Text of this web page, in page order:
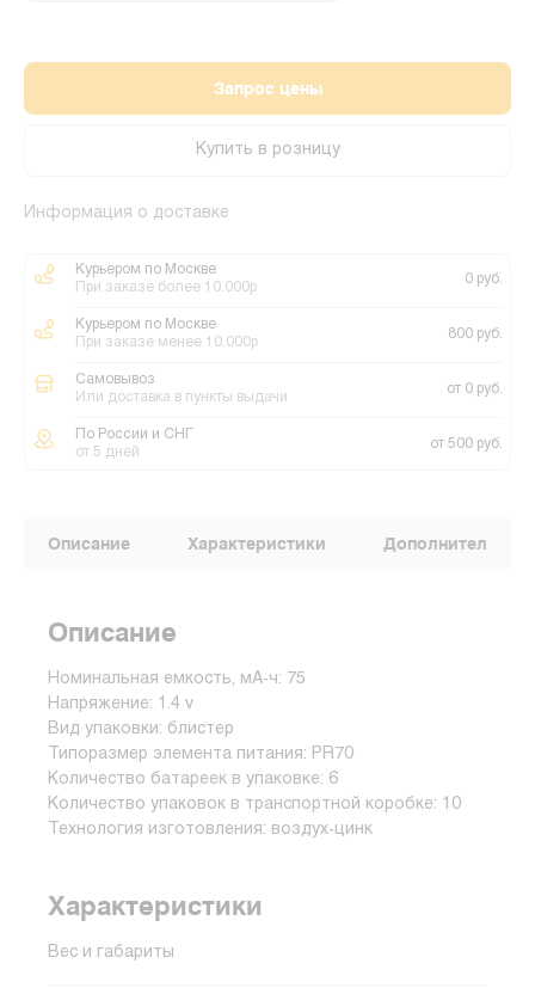
Запрос цены
Купить в розницу
Информация о доставке
Курьером по Москве
При заказе более 10.000р
0 руб.
Курьером по Москве
При заказе менее 10.000р
800 руб.
Самовывоз
Или доставка в пункты выдачи
от 0 руб.
По России и СНГ
от 5 дней
от 500 руб.
Описание Характеристики
Описание
Номинальная емкость, мА-ч: 75
Напряжение: 1.4 v
Вид упаковки: блистер
Типоразмер элемента питания: PR70
Количество батареек в упаковке: 6
Количество упаковок в транспортной коробке: 10
Технология изготовления: воздух-цинк
Характеристики
Вес и габариты